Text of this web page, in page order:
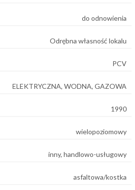
do odnowienia
Odrębna własność lokalu
PCV
ELEKTRYCZNA, WODNA, GAZOWA
1990
wielopoziomowy
inny, handlowo-usługowy
asfaltowa/kostka